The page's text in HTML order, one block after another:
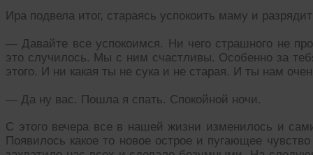
Ира подвела итог, стараясь успокоить маму и
— Давайте все успокоимся. Ни чего страшного не
это случилось. Мы с ним счастливы. Особенно за
этого. И ни какая ты не сука и не старая. И ты нам
— Да ну вас. Пошла я спать. Спокойной ночи.
С этого вечера все в нашей жизни изменилось и
Появилось какое то новое острое и пугающее